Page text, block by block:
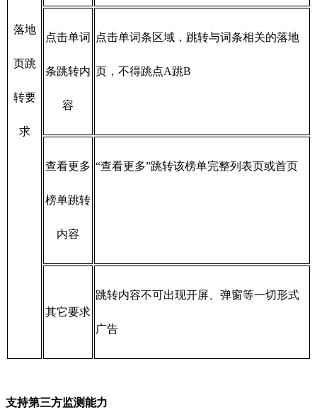
落地
页跳
转要
求
点击单词
条跳转内
容
点击单词条区域，跳转与词条相关的落地
页，不得跳点A跳B
查看更多
榜单跳转
内容
“查看更多”跳转该榜单完整列表页或首页
其它要求
跳转内容不可出现开屏、弹窗等一切形式
广告
支持第三方监测能力